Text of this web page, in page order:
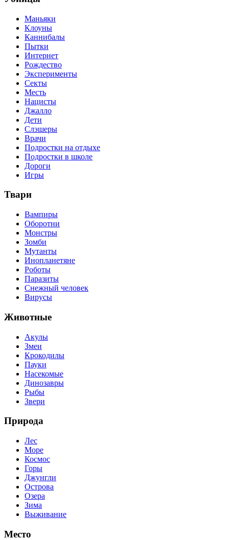
Маньяки
Клоуны
Каннибалы
Пытки
Интернет
Рождество
Эксперименты
Секты
Месть
Нацисты
Джалло
Дети
Слэшеры
Врачи
Подростки на отдыхе
Подростки в школе
Дороги
Игры
Твари
Вампиры
Оборотни
Монстры
Зомби
Мутанты
Инопланетяне
Роботы
Паразиты
Снежный человек
Вирусы
Животные
Акулы
Змеи
Крокодилы
Пауки
Насекомые
Динозавры
Рыбы
Звери
Природа
Лес
Море
Космос
Горы
Джунгли
Острова
Озера
Зима
Выживание
Место